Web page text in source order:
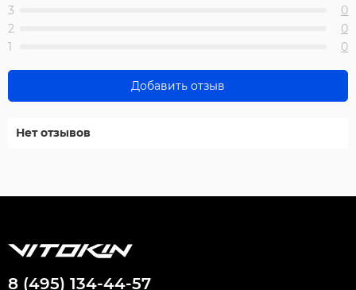
3
0
2
0
1
0
Добавить отзыв
Нет отзывов
8 (495) 134-44-57